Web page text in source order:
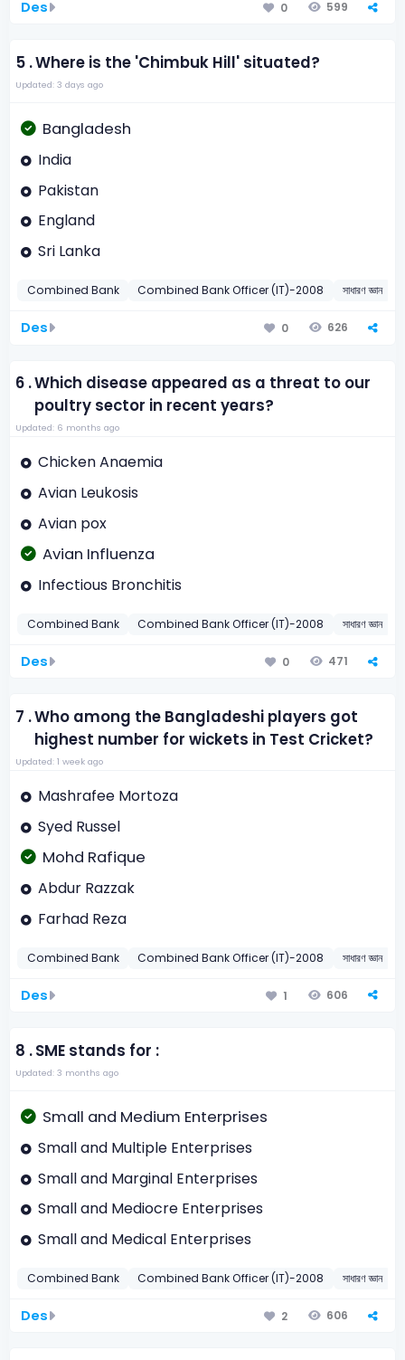
Des 0 599
5 .Where is the 'Chimbuk Hill' situated?
Updated: 3 days ago
Bangladesh
India
Pakistan
England
Sri Lanka
Combined Bank Combined Bank Officer (IT)-2008 সাধারণ জ্ঞান
Des 0 626
6 .Which disease appeared as a threat to our
poultry sector in recent years?
Updated: 6 months ago
Chicken Anaemia
Avian Leukosis
Avian pox
Avian Influenza
Infectious Bronchitis
Combined Bank Combined Bank Officer (IT)-2008 সাধারণ জ্ঞান
Des 0 471
7 .Who among the Bangladeshi players got
highest number for wickets in Test Cricket?
Updated: 1 week ago
Mashrafee Mortoza
Syed Russel
Mohd Rafique
Abdur Razzak
Farhad Reza
Combined Bank Combined Bank Officer (IT)-2008 সাধারণ জ্ঞান
Des 1 606
8 .SME stands for :
Updated: 3 months ago
Small and Medium Enterprises
Small and Multiple Enterprises
Small and Marginal Enterprises
Small and Mediocre Enterprises
Small and Medical Enterprises
Combined Bank Combined Bank Officer (IT)-2008 সাধারণ জ্ঞান
Des 2 606